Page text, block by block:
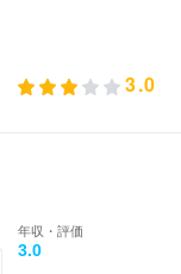
3.0
年収・評価
3.0